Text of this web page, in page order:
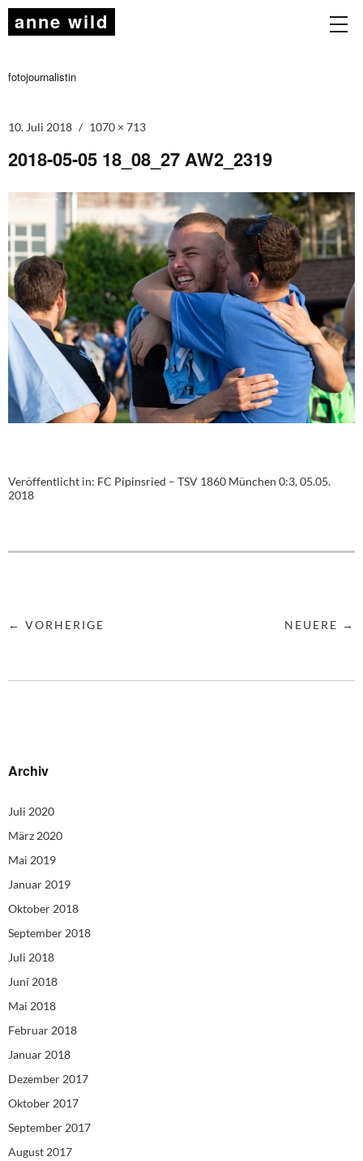
anne wild
fotojournalistin
10. Juli 2018 1070 × 713
2018-05-05 18_08_27 AW2_2319
Veröffentlicht in: FC Pipinsried – TSV 1860 München 0:3, 05.05.
2018
← VORHERIGE NEUERE →
Archiv
Juli 2020
März 2020
Mai 2019
Januar 2019
Oktober 2018
September 2018
Juli 2018
Juni 2018
Mai 2018
Februar 2018
Januar 2018
Dezember 2017
Oktober 2017
September 2017
August 2017